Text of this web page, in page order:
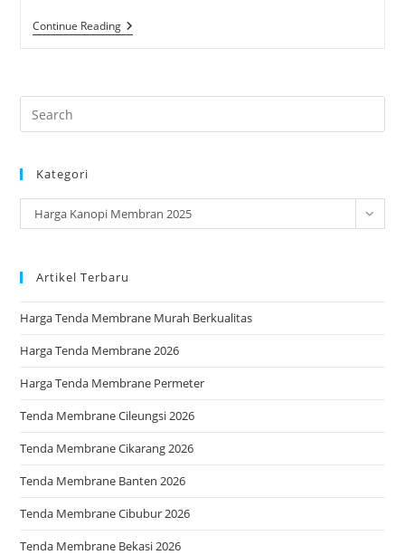
Continue ReadingHarga
Kanopi
the
Kategori
Kategori
Harga Kanopi Membran 2025
Artikel Terbaru
Harga Tenda Membrane Murah Berkualitas
Harga Tenda Membrane 2026
Harga Tenda Membrane Permeter
Tenda Membrane Cileungsi 2026
Tenda Membrane Cikarang 2026
Tenda Membrane Banten 2026
Tenda Membrane Cibubur 2026
Tenda Membrane Bekasi 2026